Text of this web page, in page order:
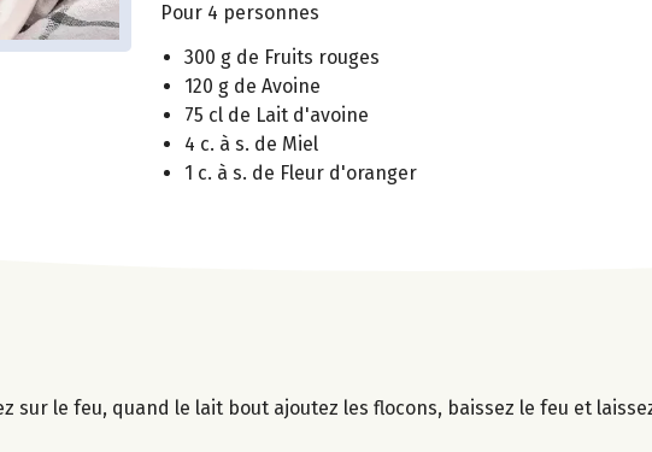
Pour 4 personnes
300 g de Fruits rouges
120 g de Avoine
75 cl de Lait d'avoine
4 c. à s. de Miel
1 c. à s. de Fleur d'oranger
sur le feu, quand le lait bout ajoutez les flocons, baissez le feu et